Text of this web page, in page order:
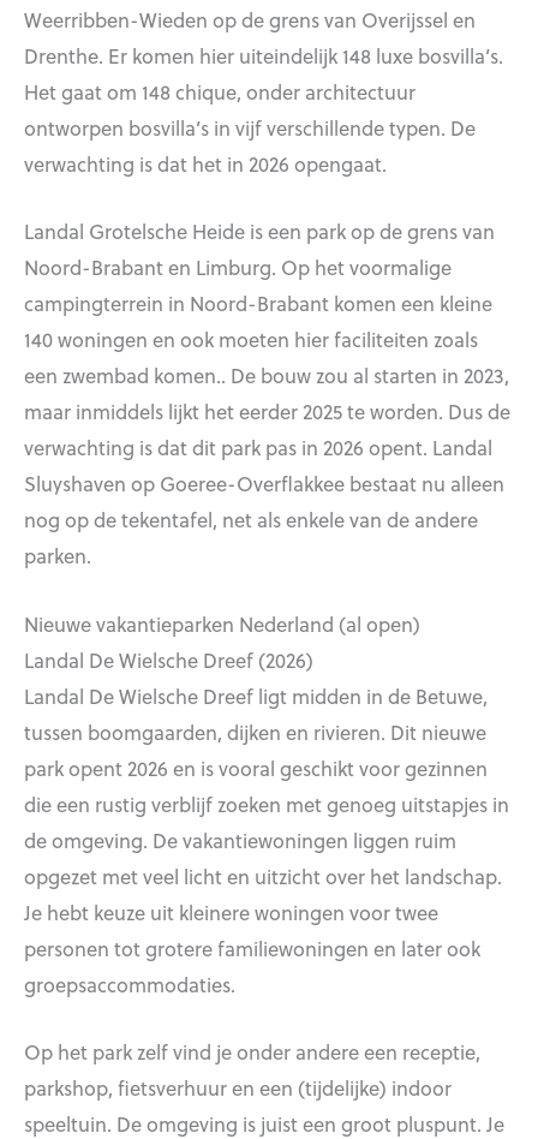
Weerribben-Wieden op de grens van Overijssel en
Drenthe. Er komen hier uiteindelijk 148 luxe bosvilla’s.
Het gaat om 148 chique, onder architectuur
ontworpen bosvilla’s in vijf verschillende typen. De
verwachting is dat het in 2026 opengaat.
Landal Grotelsche Heide is een park op de grens van
Noord-Brabant en Limburg. Op het voormalige
campingterrein in Noord-Brabant komen een kleine
140 woningen en ook moeten hier faciliteiten zoals
een zwembad komen.. De bouw zou al starten in 2023,
maar inmiddels lijkt het eerder 2025 te worden. Dus de
verwachting is dat dit park pas in 2026 opent. Landal
Sluyshaven op Goeree-Overflakkee bestaat nu alleen
nog op de tekentafel, net als enkele van de andere
parken.
Nieuwe vakantieparken Nederland (al open)
Landal De Wielsche Dreef (2026)
Landal De Wielsche Dreef ligt midden in de Betuwe,
tussen boomgaarden, dijken en rivieren. Dit nieuwe
park opent 2026 en is vooral geschikt voor gezinnen
die een rustig verblijf zoeken met genoeg uitstapjes in
de omgeving. De vakantiewoningen liggen ruim
opgezet met veel licht en uitzicht over het landschap.
Je hebt keuze uit kleinere woningen voor twee
personen tot grotere familiewoningen en later ook
groepsaccommodaties.
Op het park zelf vind je onder andere een receptie,
parkshop, fietsverhuur en een (tijdelijke) indoor
speeltuin. De omgeving is juist een groot pluspunt. Je